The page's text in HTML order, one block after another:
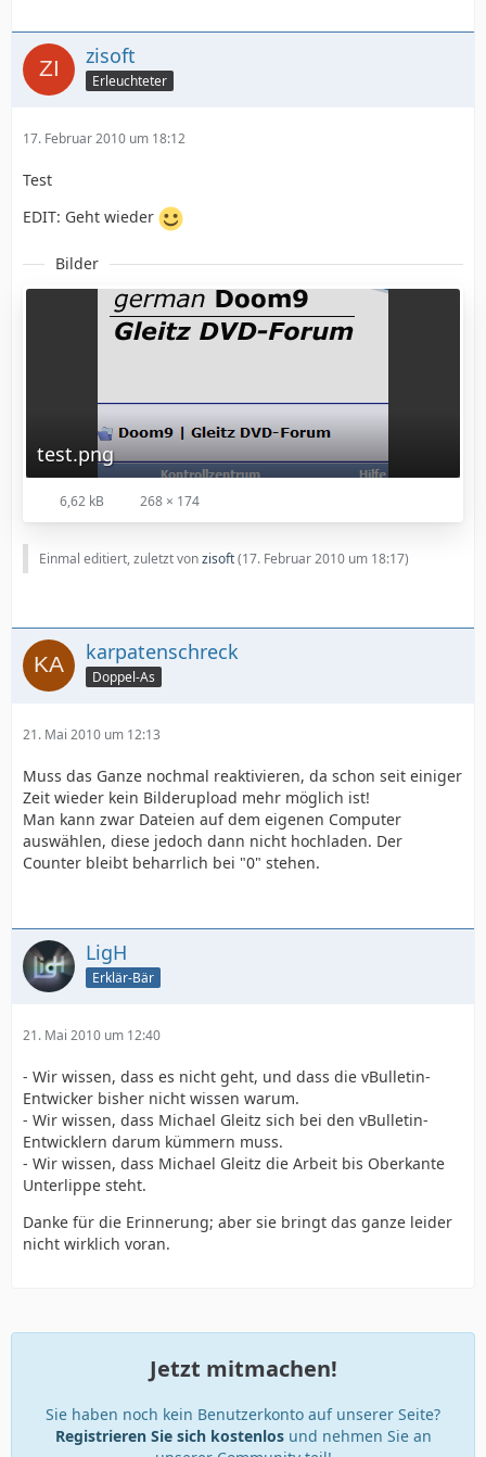
zisoft
Erleuchteter
17. Februar 2010 um 18:12
Test
EDIT: Geht wieder
Bilder
test.png
6,62 kB 268 × 174
Einmal editiert, zuletzt vonzisoft(17. Februar 2010 um 18:17)
karpatenschreck
Doppel-As
21. Mai 2010 um 12:13
Muss das Ganze nochmal reaktivieren, da schon seit einiger
Zeit wieder kein Bilderupload mehr möglich ist!
Man kann zwar Dateien auf dem eigenen Computer
auswählen, diese jedoch dann nicht hochladen. Der
Counter bleibt beharrlich bei "0" stehen.
LigH
Erklär-Bär
21. Mai 2010 um 12:40
- Wir wissen, dass es nicht geht, und dass die vBulletin-
Entwicker bisher nicht wissen warum.
- Wir wissen, dass Michael Gleitz sich bei den vBulletin-
Entwicklern darum kümmern muss.
- Wir wissen, dass Michael Gleitz die Arbeit bis Oberkante
Unterlippe steht.
Danke für die Erinnerung; aber sie bringt das ganze leider
nicht wirklich voran.
Jetzt mitmachen!
Sie haben noch kein Benutzerkonto auf unserer Seite?
Registrieren Sie sich kostenlosund nehmen Sie an